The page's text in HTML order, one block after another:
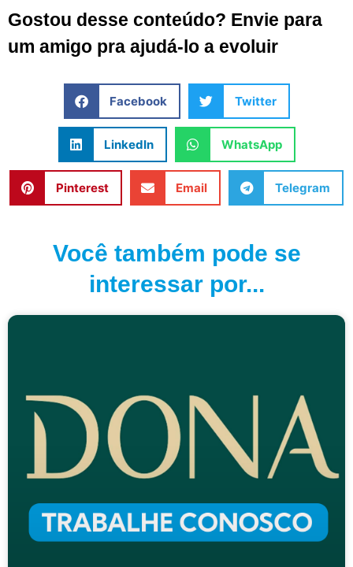
Gostou desse conteúdo? Envie para
um amigo pra ajudá-lo a evoluir
Facebook Twitter
LinkedIn WhatsApp
Pinterest Email Telegram
Você também pode se
interessar por...